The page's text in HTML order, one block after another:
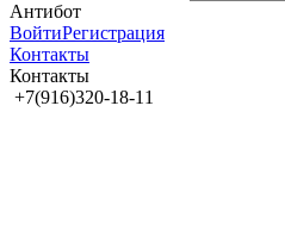
Антибот
ВойтиРегистрация
Контакты
Контакты
+7(916)320-18-11